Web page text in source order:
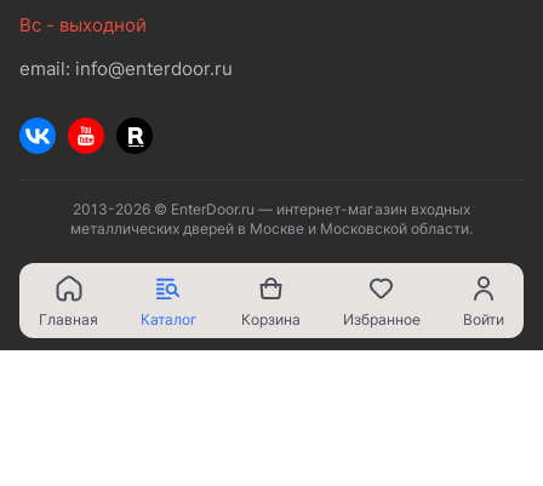
Вс - выходной
email: info@enterdoor.ru
2013-2026 © EnterDoor.ru — интернет-магазин входных
металлических дверей в Москве и Московской области.
Главная Каталог Корзина Избранное Войти